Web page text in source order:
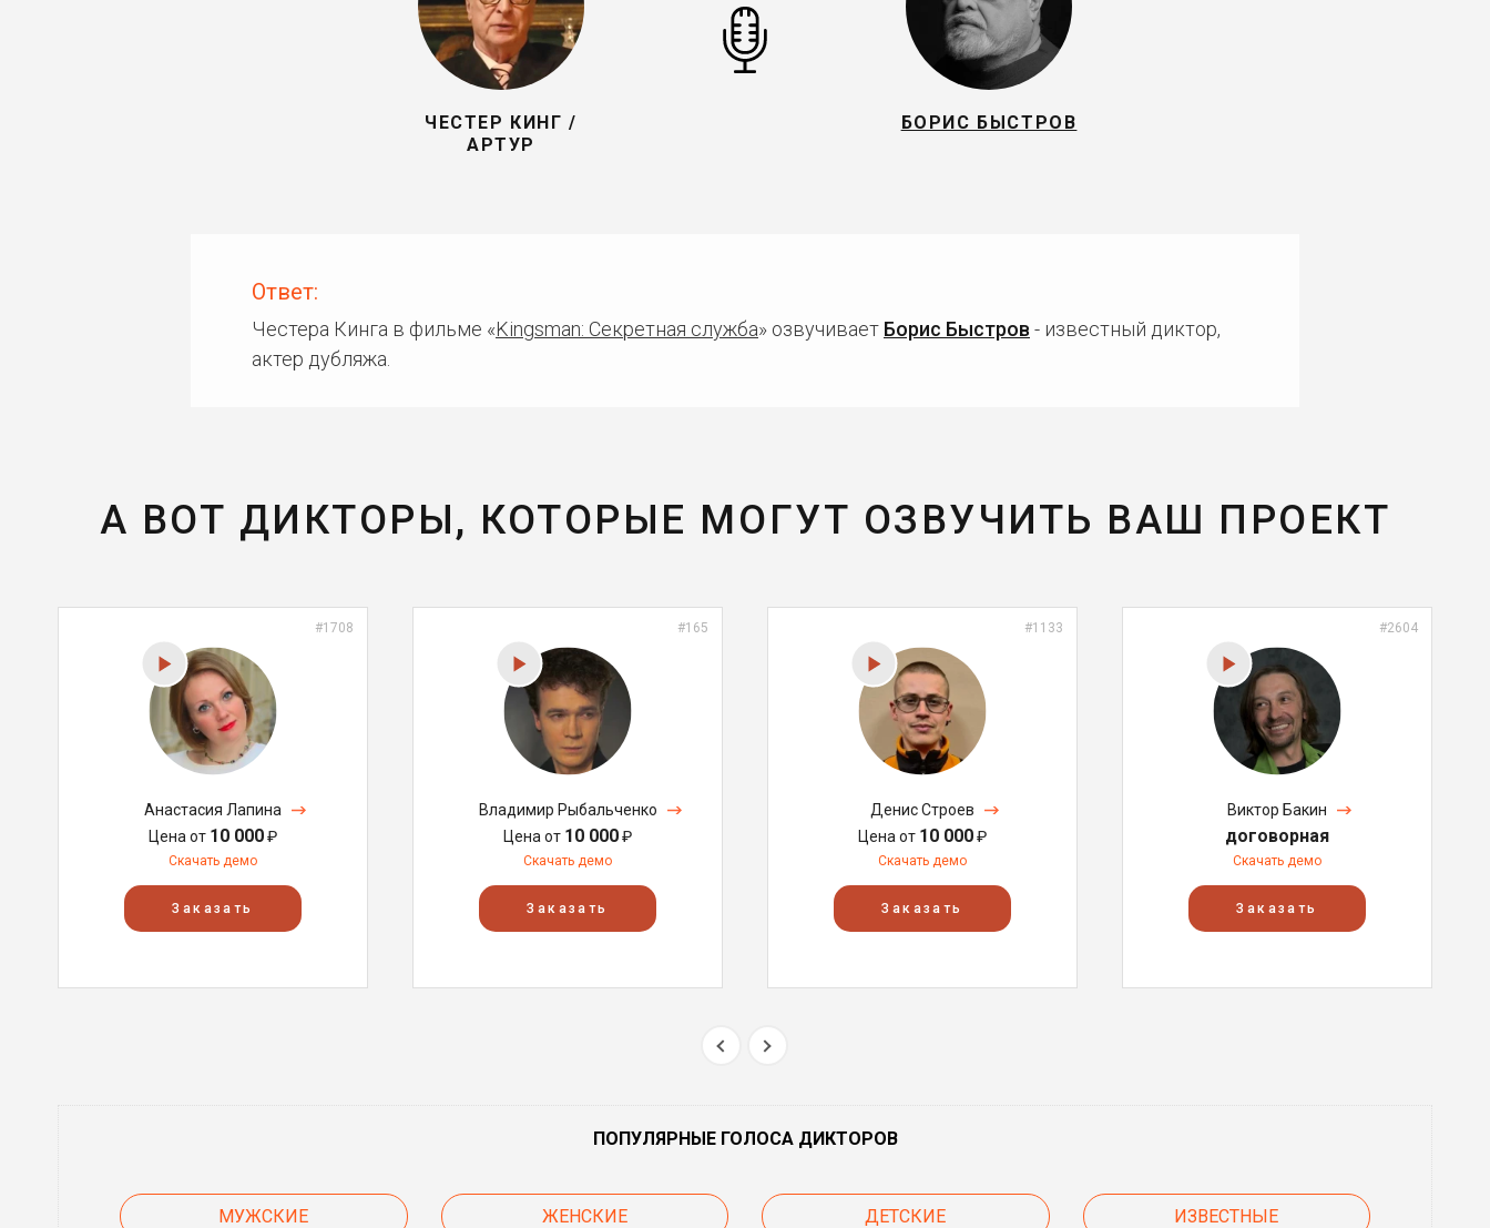
ЧЕСТЕР КИНГ /
АРТУР
БОРИС БЫСТРОВ
Ответ:
Честера Кинга в фильме «Kingsman: Секретная служба» озвучивает Борис Быстров - известный диктор,
актер дубляжа.
А ВОТ ДИКТОРЫ, КОТОРЫЕ МОГУТ ОЗВУЧИТЬ ВАШ ПРОЕКТ
#1708
Анастасия Лапина
Цена от 10 000₽
Скачать демо
Заказать
#165
Владимир Рыбальченко
Цена от 10 000₽
Скачать демо
Заказать
#1133
Денис Строев
Цена от 10 000₽
Скачать демо
Заказать
#2604
Виктор Бакин
договорная
Скачать демо
Заказать
ПОПУЛЯРНЫЕ ГОЛОСА ДИКТОРОВ
МУЖСКИЕ ЖЕНСКИЕ ДЕТСКИЕ ИЗВЕСТНЫЕ